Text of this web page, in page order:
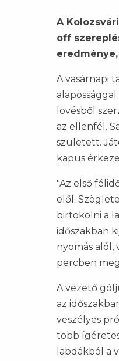
A
off
A vasárnapi
lövésből
az ellenfél.
született.
kapus
"Az első
elől.
birtokolni a
időszakban
nyomás alól,
percben
A vezető
az
veszélyes
több
labdákból a